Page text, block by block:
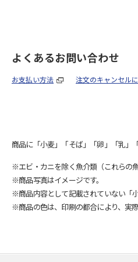
よくあるお問い合わせ
お支払い方法 注文のキャンセル
商品に「小麦」「そば」「卵」「乳」
※エビ・カニを除く魚介類（これらの
※商品写真はイメージです。
※商品内容として記載されていない「
※商品の色は、印刷の都合により、実